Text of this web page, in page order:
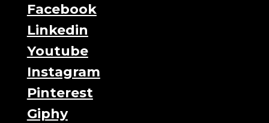
Facebook
Linkedin
Youtube
Instagram
Pinterest
Giphy